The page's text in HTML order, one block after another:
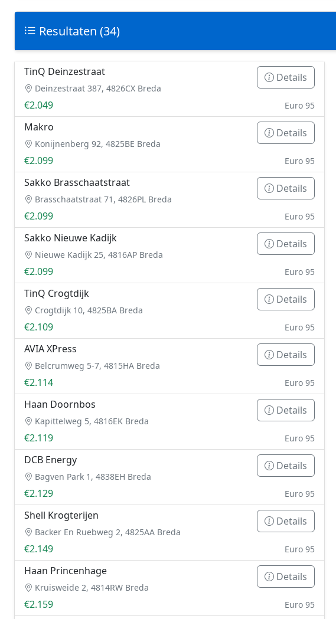
Resultaten (34)
TinQ Deinzestraat
Deinzestraat 387, 4826CX Breda
Details
€2.049 Euro 95
Makro
Konijnenberg 92, 4825BE Breda
Details
€2.099 Euro 95
Sakko Brasschaatstraat
Brasschaatstraat 71, 4826PL Breda
Details
€2.099 Euro 95
Sakko Nieuwe Kadijk
Nieuwe Kadijk 25, 4816AP Breda
Details
€2.099 Euro 95
TinQ Crogtdijk
Crogtdijk 10, 4825BA Breda
Details
€2.109 Euro 95
AVIA XPress
Belcrumweg 5-7, 4815HA Breda
Details
€2.114 Euro 95
Haan Doornbos
Kapittelweg 5, 4816EK Breda
Details
€2.119 Euro 95
DCB Energy
Bagven Park 1, 4838EH Breda
Details
€2.129 Euro 95
Shell Krogterijen
Backer En Ruebweg 2, 4825AA Breda
Details
€2.149 Euro 95
Haan Princenhage
Kruisweide 2, 4814RW Breda
Details
€2.159 Euro 95